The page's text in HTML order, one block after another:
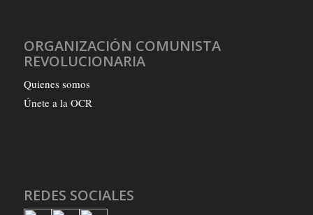
ORGANIZACIÓN COMUNISTA
REVOLUCIONARIA
Quienes somos
Únete a la OCR
REDES SOCIALES